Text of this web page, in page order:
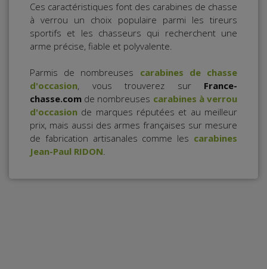
Ces caractéristiques font des carabines de chasse
à verrou un choix populaire parmi les tireurs
sportifs et les chasseurs qui recherchent une
arme précise, fiable et polyvalente.
Parmis de nombreuses carabines de chasse
d'occasion, vous trouverez sur France-
chasse.com de nombreuses carabines à verrou
d'occasion de marques réputées et au meilleur
prix, mais aussi des armes françaises sur mesure
de fabrication artisanales comme les carabines
Jean-Paul RIDON.